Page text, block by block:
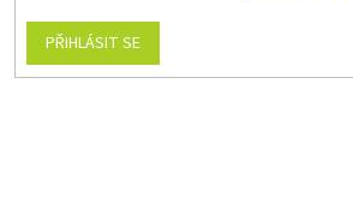
PŘIHLÁSIT SE